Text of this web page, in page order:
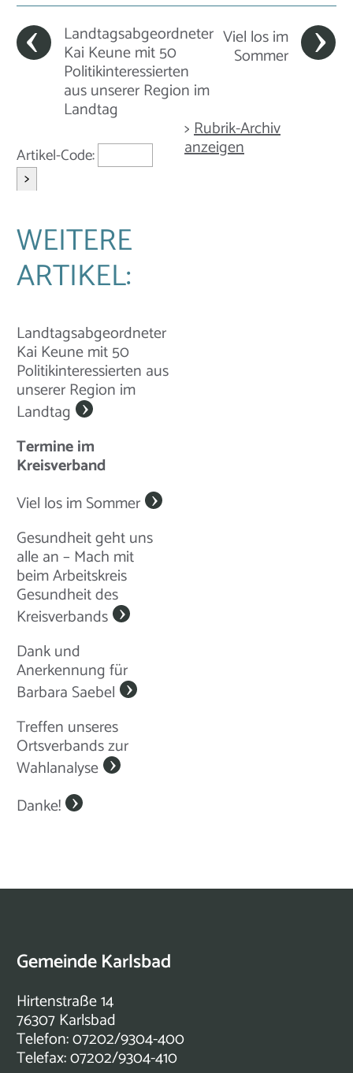
Landtagsabgeordneter
Kai Keune mit 50
Politikinteressierten
aus unserer Region im
Landtag
Viel los im
Sommer
Artikel-Code:
>
WEITERE
ARTIKEL:
Landtagsabgeordneter
Kai Keune mit 50
Politikinteressierten aus
unserer Region im
Landtag
Termine im
Kreisverband
Viel los im Sommer
Gesundheit geht uns
alle an – Mach mit
beim Arbeitskreis
Gesundheit des
Kreisverbands
Dank und
Anerkennung für
Barbara Saebel
Treffen unseres
Ortsverbands zur
Wahlanalyse
Danke!
>Rubrik-Archiv
anzeigen
Gemeinde Karlsbad
Hirtenstraße 14
76307 Karlsbad
Telefon: 07202/9304-400
Telefax: 07202/9304-410